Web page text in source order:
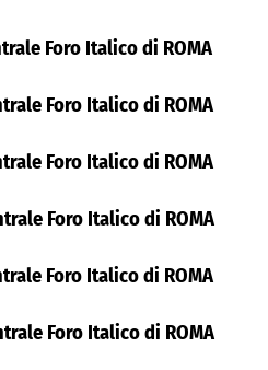
Foro Italico di ROMA
Foro Italico di ROMA
Foro Italico di ROMA
Foro Italico di ROMA
Foro Italico di ROMA
Foro Italico di ROMA